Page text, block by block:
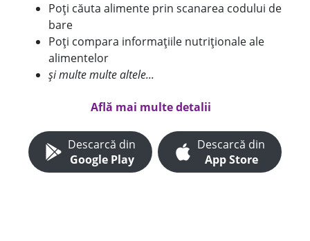
Poți căuta alimente prin scanarea codului de
bare
Poți compara informațiile nutriționale ale
alimentelor
și multe multe altele...
Află mai multe detalii
Descarcă din
Google Play
Descarcă din
App Store